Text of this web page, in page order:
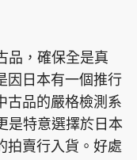
品，確保全是真
因日本有一個推行
古品的嚴格檢測系
是特意選擇於日本
拍賣行入貨。好處